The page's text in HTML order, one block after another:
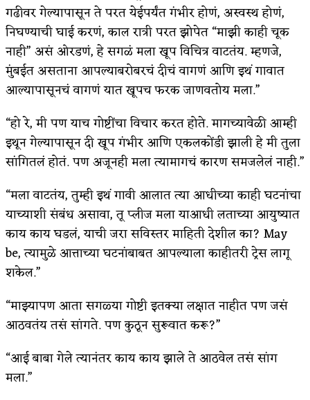
गढीवर गेल्यापासून ते परत येईपर्यंत गंभीर होणं, अस्वस्थ होणं,
निघण्याची घाई करणं, काल रात्री परत झोपेत “माझी काही चूक
नाही” असं ओरडणं, हे सगळं मला खूप विचित्र वाटतंय. म्हणजे,
मुंबईत असताना आपल्याबरोबरचं दीचं वागणं आणि इथं गावात
आल्यापासूनचं वागणं यात खूपच फरक जाणवतोय मला.”
“हो रे, मी पण याच गोष्टींचा विचार करत होते. मागच्यावेळी आम्ही
इथून गेल्यापासून दी खूप गंभीर आणि एकलकोंडी झाली हे मी तुला
सांगितलं होतं. पण अजूनही मला त्यामागचं कारण समजलेलं नाही.”
“मला वाटतंय, तुम्ही इथं गावी आलात त्या आधीच्या काही घटनांचा
याच्याशी संबंध असावा, तू प्लीज मला याआधी लताच्या आयुष्यात
काय काय घडलं, याची जरा सविस्तर माहिती देशील का? May
be, त्यामुळे आत्ताच्या घटनांबाबत आपल्याला काहीतरी ट्रेस लागू
शकेल.”
“माझ्यापण आता सगळ्या गोष्टी इतक्या लक्षात नाहीत पण जसं
आठवतंय तसं सांगते. पण कुठून सुरूवात करू?”
“आई बाबा गेले त्यानंतर काय काय झाले ते आठवेल तसं सांग
मला.”